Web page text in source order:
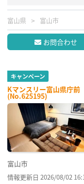
富山県 富山市
お問合わせ
キャンペーン
Kマンスリー富山県庁前
(No.625195)
富山市
情報更新日 2026/08/02